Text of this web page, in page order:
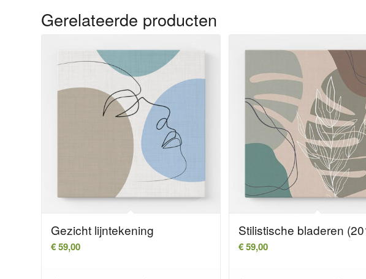
Gerelateerde producten
Gezicht lijntekening
€59,00
Stilistische bladeren
€59,00